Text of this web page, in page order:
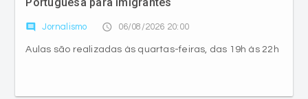
Aulas são realizadas às quartas-feiras, das 19h às 22h